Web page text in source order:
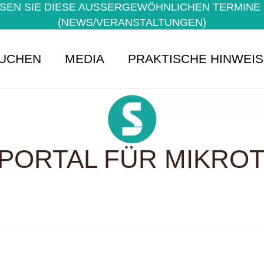
SIE DIESE AUSSERGEWÖHNLICHEN TERMINE
NEWS/VERANSTALTUNGEN)
MEDIA PRAKTISCHE
FÜR